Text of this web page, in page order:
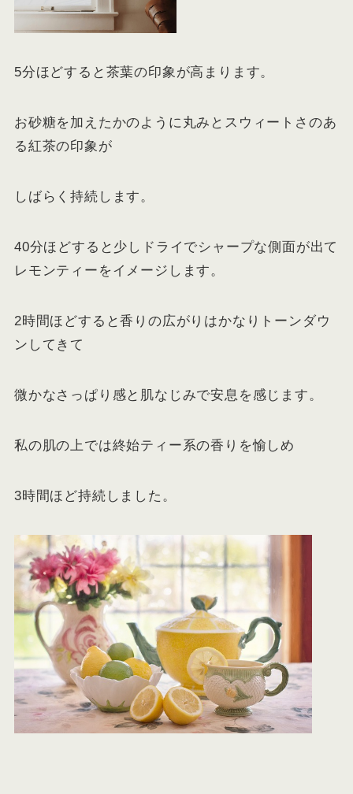
5分ほどすると茶葉の印象が高まります。
お砂糖を加えたかのように丸みとスウィートさのあ
る紅茶の印象が
しばらく持続します。
40分ほどすると少しドライでシャープな側面が出て
レモンティーをイメージします。
2時間ほどすると香りの広がりはかなりトーンダウ
ンしてきて
微かなさっぱり感と肌なじみで安息を感じます。
私の肌の上では終始ティー系の香りを愉しめ
3時間ほど持続しました。